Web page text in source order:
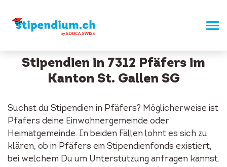
Stipendien in 7312 Pfäfers im
Kanton St. Gallen SG
Suchst du Stipendien in Pfäfers? Möglicherweise ist
Pfäfers deine Einwohnergemeinde oder
Heimatgemeinde. In beiden Fällen lohnt es sich zu
klären, ob in Pfäfers ein Stipendienfonds existiert,
bei welchem Du um Unterstützung anfragen kannst.